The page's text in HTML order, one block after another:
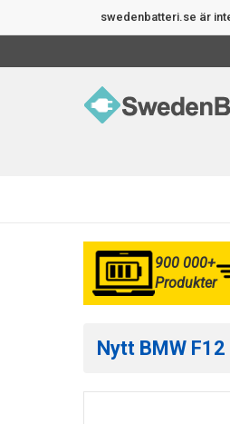
swedenbatteri.se är
900 000+
Produkter
Nytt BMW